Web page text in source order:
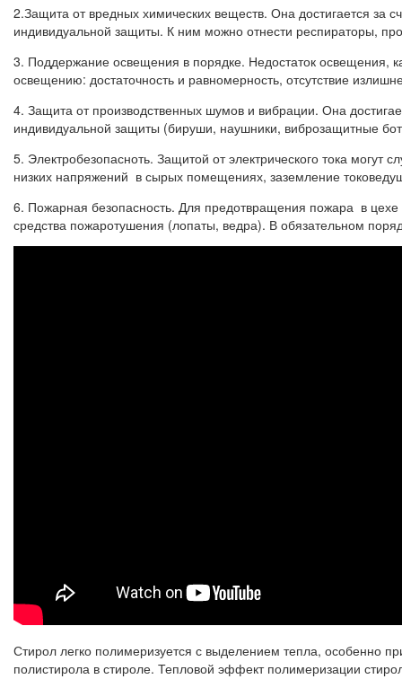
2.Защита от вредных химических веществ. Она достигается за
индивидуальной защиты. К ним можно отнести респираторы,
3. Поддержание освещения в порядке. Недостаток освещения,
освещению: достаточность и равномерность, отсутствие
4. Защита от производственных шумов и вибрации. Она
индивидуальной защиты (бируши, наушники, виброзащитные
5. Электробезопасноть. Защитой от электрического тока
низких напряжений в сырых помещениях, заземление
6. Пожарная безопасность. Для предотвращения пожара в
средства пожаротушения (лопаты, ведра). В обязательном
Стирол легко полимеризуется с выделением тепла, особенно
полистирола в стироле. Тепловой эффект полимеризации